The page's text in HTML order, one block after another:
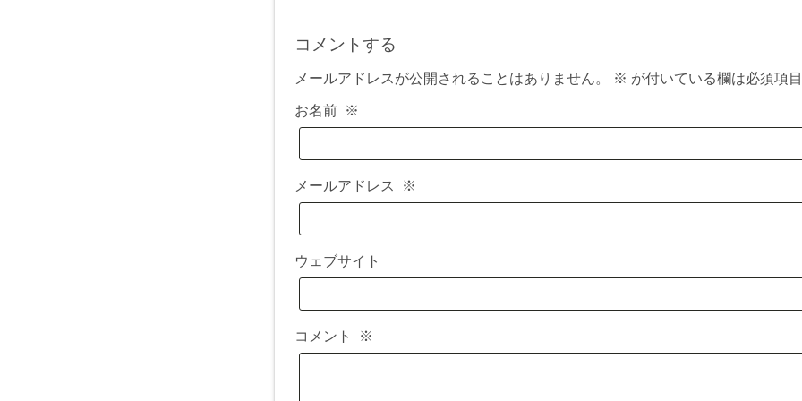
コメントする
メールアドレスが公開されることはありません。 ※ が付いている欄は必須項
お名前 ※
メールアドレス ※
ウェブサイト
コメント ※